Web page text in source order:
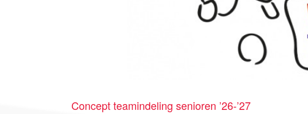
Concept teamindeling senioren ’26-’27